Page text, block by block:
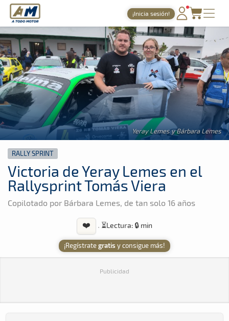
A Todo Motor · Revista del motor desde 1999
¡Inicia sesión!
PORTADA
TIEMPOS ONLINE
NOTICIAS
AGENDA
GALERÍAS
TIENDA
A Todo Motor » Rally Sprint
Yeray Lemes y Bárbara Lemes
RALLY SPRINT
Victoria de Yeray Lemes en el
Rallysprint Tomás Viera
Copilotado por Bárbara Lemes, de tan solo 16 años
❤️ · ⏳Lectura: 🔒 min
¡Regístrategratis y consigue más!
Publicidad